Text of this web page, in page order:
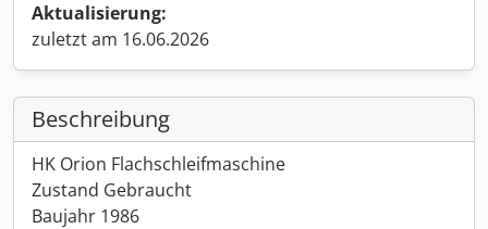
Aktualisierung:
zuletzt am 16.06.2026
Beschreibung
HK Orion Flachschleifmaschine
Zustand Gebraucht
Baujahr 1986